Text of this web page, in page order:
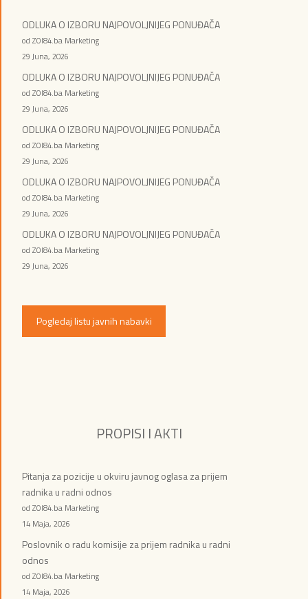
ODLUKA O IZBORU NAJPOVOLJNIJEG PONUĐAČA
od ZOI84.ba Marketing
29 Juna, 2026
ODLUKA O IZBORU NAJPOVOLJNIJEG PONUĐAČA
od ZOI84.ba Marketing
29 Juna, 2026
ODLUKA O IZBORU NAJPOVOLJNIJEG PONUĐAČA
od ZOI84.ba Marketing
29 Juna, 2026
ODLUKA O IZBORU NAJPOVOLJNIJEG PONUĐAČA
od ZOI84.ba Marketing
29 Juna, 2026
ODLUKA O IZBORU NAJPOVOLJNIJEG PONUĐAČA
od ZOI84.ba Marketing
29 Juna, 2026
Pogledaj listu javnih nabavki
PROPISI I AKTI
Pitanja za pozicije u okviru javnog oglasa za prijem
radnika u radni odnos
od ZOI84.ba Marketing
14 Maja, 2026
Poslovnik o radu komisije za prijem radnika u radni
odnos
od ZOI84.ba Marketing
14 Maja, 2026